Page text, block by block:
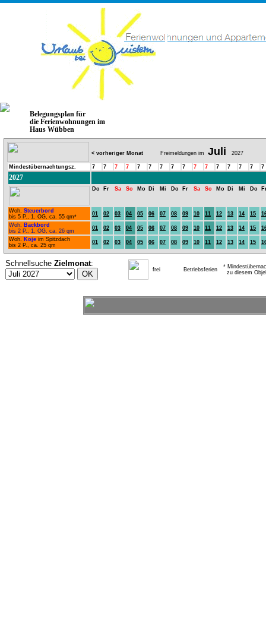
Belegungsplan für
die Ferienwohnungen im
Haus Wübben
< vorheriger Monat Freimeldungen im Juli 2027
Mindestübernachtungsz. 7 7 7 7 7 7 7 7 7 7 7 7 7 7 7 7
2027
Do Fr Sa So Mo Di Mi Do Fr Sa So Mo Di Mi Do
Woh. Steuerbord
bis 5 P., 1. OG, ca. 55 qm*
01 02 03 04 05 06 07 08 09 10 11 12 13 14 15
Woh. Backbord
bis 2 P., 1. OG, ca. 26 qm
01 02 03 04 05 06 07 08 09 10 11 12 13 14 15
Woh. Koje im Spitzdach
bis 2 P., ca. 25 qm
01 02 03 04 05 06 07 08 09 10 11 12 13 14 15
Schnellsuche Zielmonat:
frei Betriebsferien
*
zu diesem